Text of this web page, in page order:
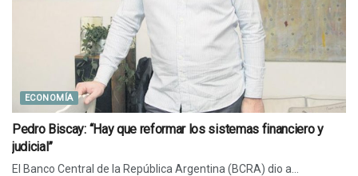
ECONOMÍA
Pedro Biscay: “Hay que reformar los sistemas financiero y
judicial”
El Banco Central de la República Argentina (BCRA) dio a...